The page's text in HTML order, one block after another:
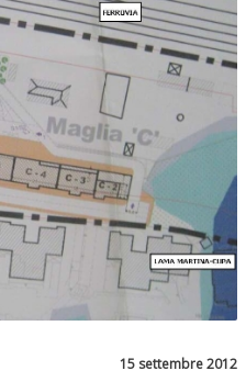
15 settembre 2012